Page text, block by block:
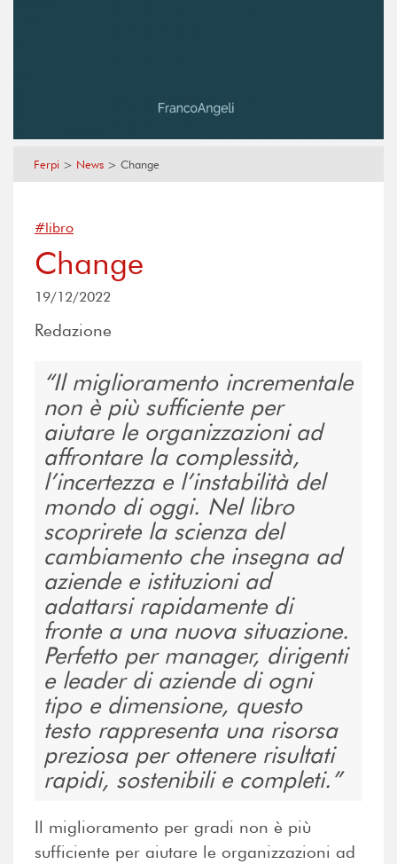
Ferpi > News > Change
#libro
Change
19/12/2022
Redazione
Il miglioramento incrementale
non è più sufficiente per
aiutare le organizzazioni ad
affrontare la complessità,
l’incertezza e l’instabilità del
mondo di oggi. Nel libro
scoprirete la scienza del
cambiamento che insegna ad
aziende e istituzioni ad
adattarsi rapidamente di
fronte a una nuova situazione.
Perfetto per manager, dirigenti
e leader di aziende di ogni
tipo e dimensione, questo
testo rappresenta una risorsa
preziosa per ottenere risultati
rapidi, sostenibili e completi.
Il miglioramento per gradi non è più
sufficiente per aiutare le organizzazioni ad